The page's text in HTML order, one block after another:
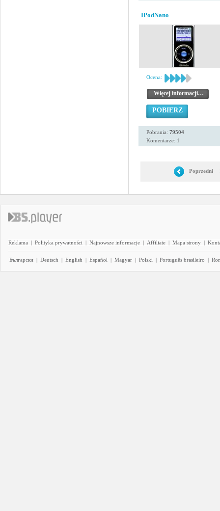
IPodNano
Ocena:
Więcej informacji…
POBIERZ
Pobrania: 79504
Komentarze: 1
Poprzedni
Reklama | Polityka prywatności | Najnowsze informacje | Affiliate | Mapa strony |
Български | Deutsch | English | Español | Magyar | Polski | Português brasileiro |